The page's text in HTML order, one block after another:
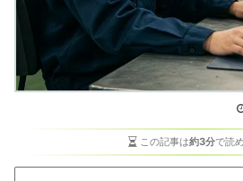
この記事は約3分で読